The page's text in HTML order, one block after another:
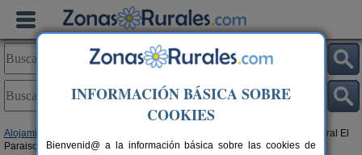
Alojamientos
> Casa Rural El
Paraiso
INFORMACIÓN BÁSICA SOBRE
COOKIES
Bienvenid@ a la información básica sobre las cookies de